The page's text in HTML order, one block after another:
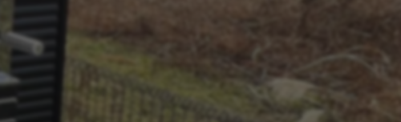
早い